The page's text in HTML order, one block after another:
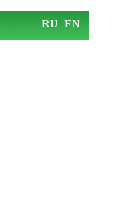
RU EN